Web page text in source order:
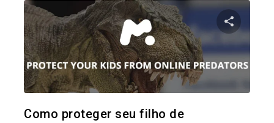
Como proteger seu filho de